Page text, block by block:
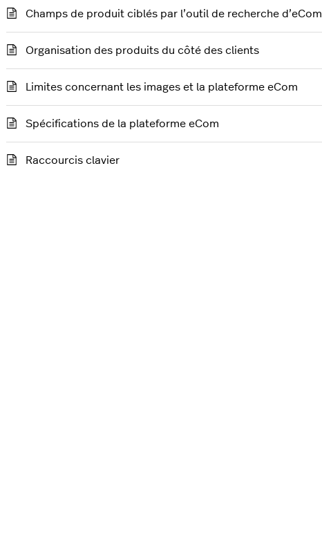
Champs de produit ciblés par l’outil de recherche d’eCom
Organisation des produits du côté des clients
Limites concernant les images et la plateforme eCom
Spécifications de la plateforme eCom
Raccourcis clavier